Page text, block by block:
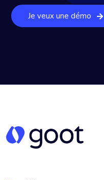
Je veux une démo